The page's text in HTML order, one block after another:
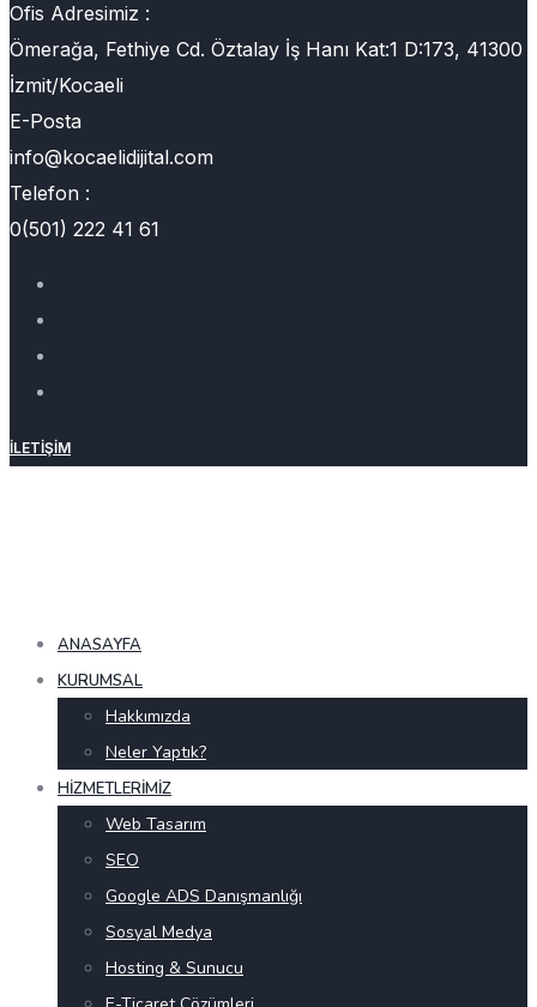
Ofis Adresimiz :
Ömerağa, Fethiye Cd. Öztalay İş Hanı Kat:1 D:173, 41300
İzmit/Kocaeli
E-Posta
info@kocaelidijital.com
Telefon :
0(501) 222 41 61
İLETIŞIM
ANASAYFA
KURUMSAL
Hakkımızda
Neler Yaptık?
HIZMETLERIMIZ
Web Tasarım
SEO
Google ADS Danışmanlığı
Sosyal Medya
Hosting & Sunucu